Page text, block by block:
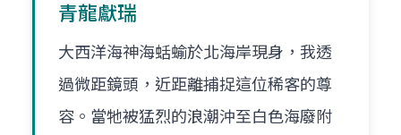
青龍獻瑞
大西洋海神海蛞蝓於北海岸現身，我透
過微距鏡頭，近距離捕捉這位稀客的尊
容。當牠被猛烈的浪潮沖至白色海廢附